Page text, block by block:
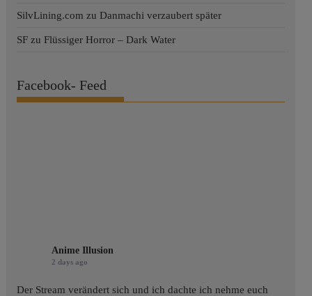
SilvLining.com zuDanmachi verzaubert später
SF zuFlüssiger Horror – Dark Water
Facebook- Feed
Anime Illusion
2 days ago
Der Stream verändert sich und ich dachte ich nehme euch